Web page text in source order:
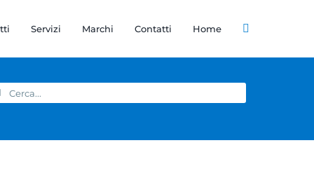
Servizi Marchi Contatti Home